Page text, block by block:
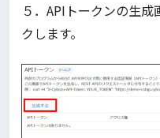
５．APIトークンの生
クします。